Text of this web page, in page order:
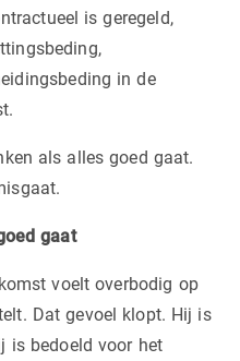
is geregeld,
in de
als alles goed gaat.
gaat
voelt overbodig op
Dat gevoel klopt. Hij is
is bedoeld voor het